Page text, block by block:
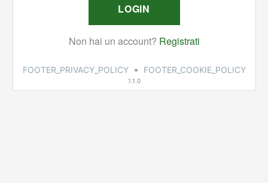
FOOTER_PRIVACY_POLICY • FOOTER_COOKIE_POLICY
1.1.0